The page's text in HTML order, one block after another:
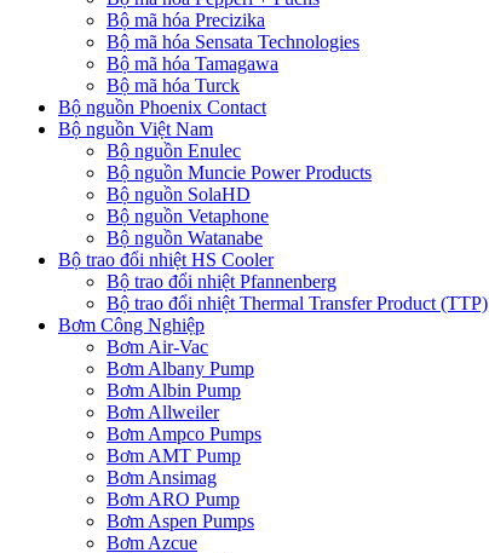
Bộ mã hóa Precizika
Bộ mã hóa Sensata Technologies
Bộ mã hóa Tamagawa
Bộ mã hóa Turck
Bộ nguồn Phoenix Contact
Bộ nguồn Việt Nam
Bộ nguồn Enulec
Bộ nguồn Muncie Power Products
Bộ nguồn SolaHD
Bộ nguồn Vetaphone
Bộ nguồn Watanabe
Bộ trao đổi nhiệt HS Cooler
Bộ trao đổi nhiệt Pfannenberg
Bộ trao đổi nhiệt Thermal Transfer Product (TTP)
Bơm Công Nghiệp
Bơm Air-Vac
Bơm Albany Pump
Bơm Albin Pump
Bơm Allweiler
Bơm Ampco Pumps
Bơm AMT Pump
Bơm Ansimag
Bơm ARO Pump
Bơm Aspen Pumps
Bơm Azcue